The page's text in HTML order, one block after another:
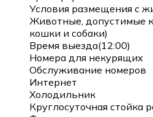
Условия размещения с
Животные, допустимые
кошки и собаки)
Время выезда(12:00)
Номера для некурящих
Обслуживание номеров
Интернет
Холодильник
Круглосуточная стойка